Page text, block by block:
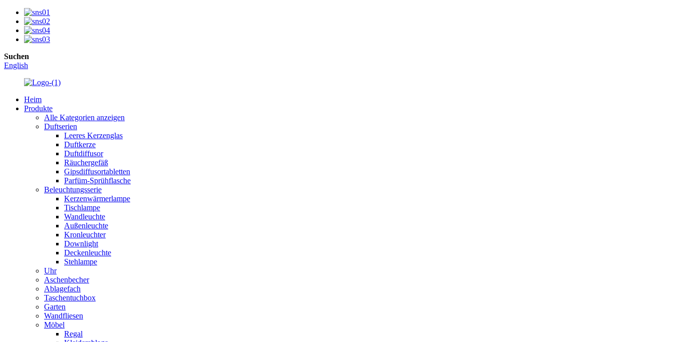
Suchen
English
Heim
Produkte
Alle Kategorien anzeigen
Duftserien
Leeres Kerzenglas
Duftkerze
Duftdiffusor
Räuchergefäß
Gipsdiffusortabletten
Parfüm-Sprühflasche
Beleuchtungsserie
Kerzenwärmerlampe
Tischlampe
Wandleuchte
Außenleuchte
Kronleuchter
Downlight
Deckenleuchte
Stehlampe
Uhr
Aschenbecher
Ablagefach
Taschentuchbox
Garten
Wandfliesen
Möbel
Regal